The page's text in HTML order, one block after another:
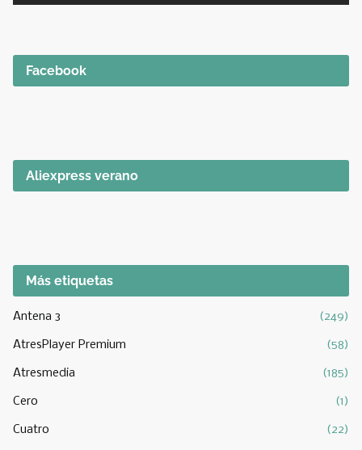
Facebook
Aliexpress verano
Más etiquetas
Antena 3 (249)
AtresPlayer Premium (58)
Atresmedia (185)
Cero (1)
Cuatro (22)